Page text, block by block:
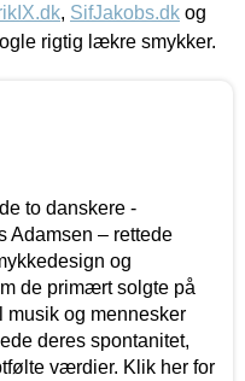
, SifJakobs.dk og
rigtig lækre smykker.
to danskere -
Adamsen – rettede
og
de primært solgte på
og mennesker
deres spontanitet,
værdier. Klik her for